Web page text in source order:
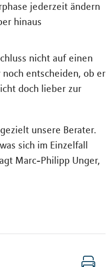
jederzeit ändern
hinaus
nicht auf einen
entscheiden, ob er
doch lieber zur
unsere Berater.
sich im Einzelfall
Marc-Philipp Unger,